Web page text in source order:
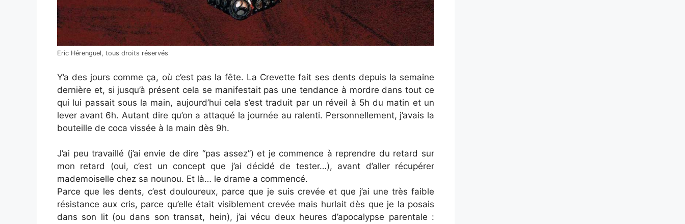
Eric Hérenguel, tous droits réservés
Y’a des jours comme ça, où c’est pas la fête. La Crevette fait ses dents depuis la semaine
dernière et, si jusqu’à présent cela se manifestait pas une tendance à mordre dans tout ce
qui lui passait sous la main, aujourd’hui cela s’est traduit par un réveil à 5h du matin et un
lever avant 6h. Autant dire qu’on a attaqué la journée au ralenti. Personnellement, j’avais la
bouteille de coca vissée à la main dès 9h.
J’ai peu travaillé (j’ai envie de dire “pas assez”) et je commence à reprendre du retard sur
mon retard (oui, c’est un concept que j’ai décidé de tester…), avant d’aller récupérer
mademoiselle chez sa nounou. Et là… le drame a commencé.
Parce que les dents, c’est douloureux, parce que je suis crevée et que j’ai une très faible
résistance aux cris, parce qu’elle était visiblement crevée mais hurlait dès que je la posais
dans son lit (ou dans son transat, hein), j’ai vécu deux heures d’apocalypse parentale :